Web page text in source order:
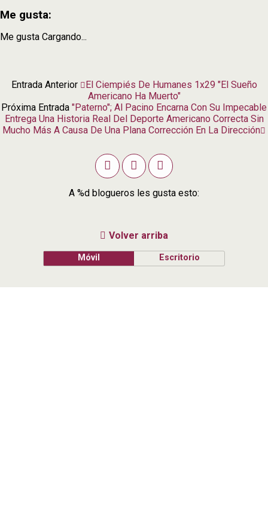
Me gusta:
Me gusta Cargando...
Entrada Anterior
El Ciempiés De Humanes 1x29 "El Sueño
Americano Ha Muerto"
Próxima Entrada "Paterno"; Al Pacino Encarna Con Su Impecable
Entrega Una Historia Real Del Deporte Americano Correcta Sin
Mucho Más A Causa De Una Plana Corrección En La Dirección
A %d blogueros les gusta esto:
Volver arriba
Móvil Escritorio